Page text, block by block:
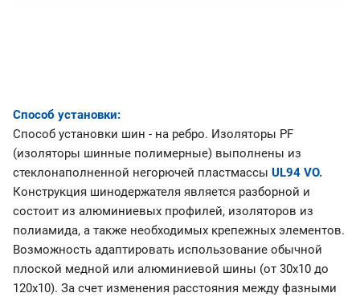
Способ установки:
Способ установки шин - на ребро. Изоляторы PF
(изоляторы шинные полимерные) выполнены из
стеклонаполненной негорючей пластмассы UL94 VO.
Конструкция шинодержателя является разборной и
состоит из алюминиевых профилей, изоляторов из
полиамида, а также необходимых крепежных элементов.
Возможность адаптировать использование обычной
плоской медной или алюминиевой шины (от 30х10 до
120х10). За счет изменения расстояния между фазными